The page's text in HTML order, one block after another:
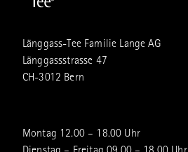
Länggass-Tee Familie Lange AG
Länggassstrasse 47
CH-3012 Bern
Montag 12.00 – 18.00 Uhr